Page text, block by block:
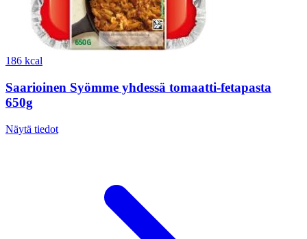
186 kcal
Saarioinen Syömme yhdessä tomaatti-fetapasta
650g
Näytä tiedot